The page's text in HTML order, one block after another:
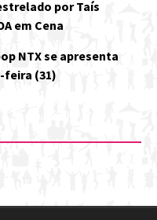
por Taís
em Cena
NTX se apresenta
feira (31)